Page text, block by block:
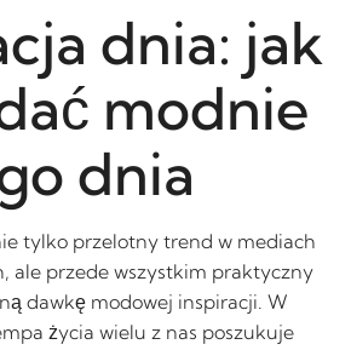
dnia: jak
modnie
dnia
tylko przelotny trend w mediach
ale przede wszystkim praktyczny
dawkę modowej inspiracji. W
życia wielu z nas poszukuje